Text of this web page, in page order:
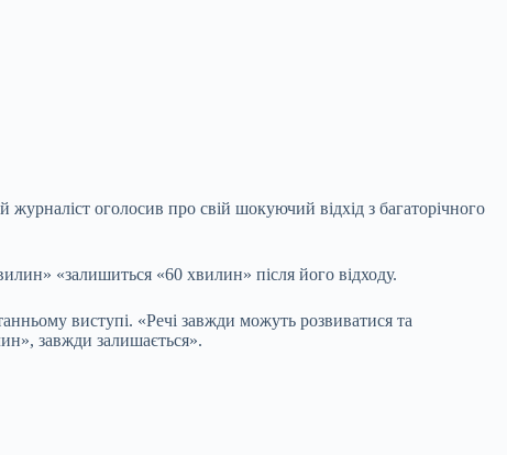
оголосив про свій шокуючий відхід з багаторічного
«залишиться «60 хвилин» після його відходу.
виступі. «Речі завжди можуть розвиватися та
завжди залишається».